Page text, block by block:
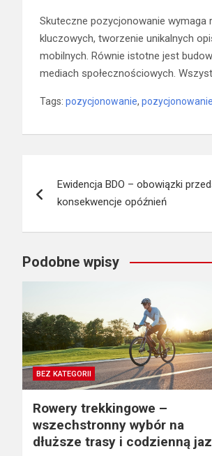
Skuteczne pozycjonowanie wymaga
kluczowych, tworzenie unikalnych
mobilnych. Równie istotne jest
mediach społecznościowych.
Tags: pozycjonowanie,
wpisuEwidencja BDO – obowiązki
konsekwencje opóźnień
Podobne wpisy
BEZ KATEGORII
Rowery trekkingowe –
wszechstronny wybór na
dłuższe trasy i codzienną